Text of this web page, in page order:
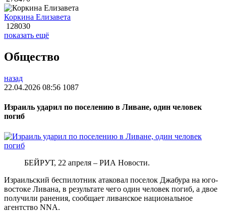
Коркина Елизавета
128030
показать ещё
Общество
назад
22.04.2026 08:56 1087
Израиль ударил по поселению в Ливане, один человек
погиб
БЕЙРУТ, 22 апреля – РИА Новости.
Израильский беспилотник атаковал поселок Джабура на юго-
востоке Ливана, в результате чего один человек погиб, а двое
получили ранения, сообщает ливанское национальное
агентство NNA.